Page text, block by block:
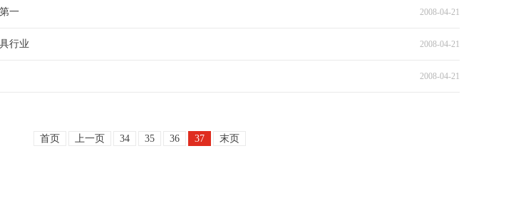
一 2008-04-21
行业 2008-04-21
2008-04-21
首页 上一页 34 35 36 37 末页